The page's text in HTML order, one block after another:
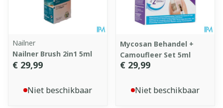
Nailner
Nailner Brush 2in1 5ml
€ 29,99
Niet beschikbaar
Mycosan Behandel +
Camoufleer Set 5ml
€ 29,99
Niet beschikbaar